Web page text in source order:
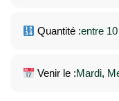
Quantité :entre
Venir le :Mardi,